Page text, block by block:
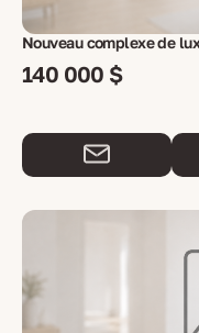
Nouveau complexe de
140 000 $